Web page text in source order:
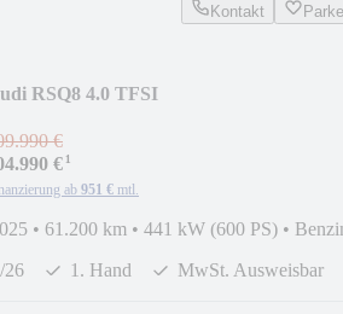
Kontakt
RSQ8 4.0 TFSI
€
€¹
ab 951 € mtl.
• 61.200 km • 441 kW (600 PS) •
26
1. Hand MwSt. Ausweisbar